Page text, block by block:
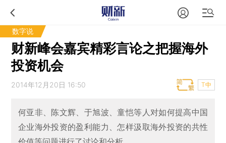
数字说
财新峰会嘉宾精彩言论之把握海外
投资机会
2014年12月20日 16:50 T中
何亚非、陈文辉、于旭波、童恺等人对如何提高中国
企业海外投资的盈利能力、怎样汲取海外投资的共性